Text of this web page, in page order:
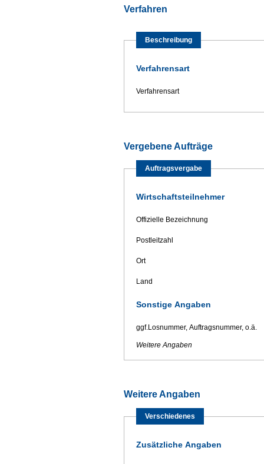
Verfahren
Beschreibung
Verfahrensart
Verfahrensart
Vergebene Aufträge
Auftragsvergabe
Wirtschaftsteilnehmer
Offizielle Bezeichnung
Postleitzahl
Ort
Land
Sonstige Angaben
ggf.Losnummer, Auftragsnummer, o.ä.
Weitere Angaben
Weitere Angaben
Verschiedenes
Zusätzliche Angaben